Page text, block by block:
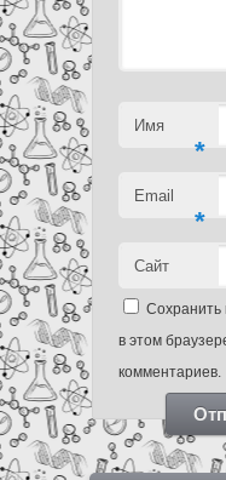
Имя
*
Email
*
Сайт
Сохранить
в этом
комментариев.